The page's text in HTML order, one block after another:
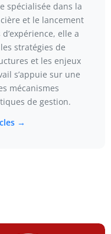
spécialisée dans la
et le lancement
elle a
stratégies de
et les enjeux
s’appuie sur une
mécanismes
de gestion.
→